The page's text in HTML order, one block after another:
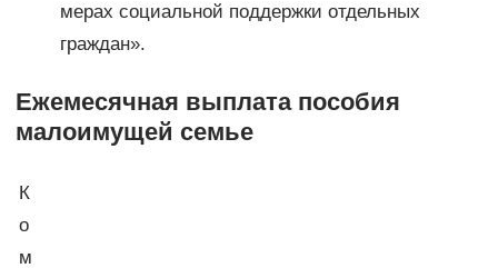
мерах социальной поддержки отдельных
граждан».
Ежемесячная выплата пособия
малоимущей семье
К
о
м